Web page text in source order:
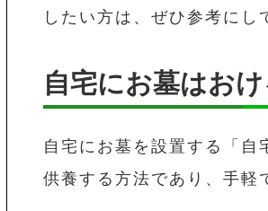
したい方は、ぜひ参考にし
自宅にお墓はお
自宅にお墓を設置する「自
供養する方法であり、手軽